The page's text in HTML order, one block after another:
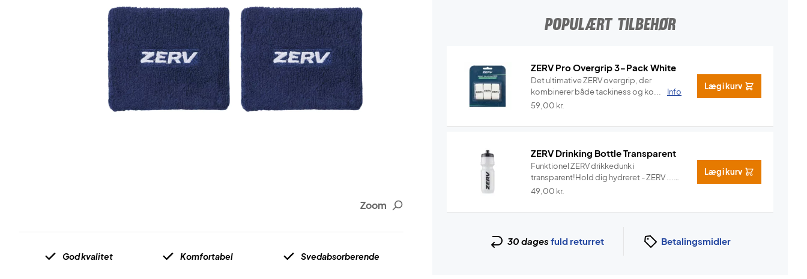
Zoom
God kvalitet Komfortabel Svedabsorberende
POPULÆRT TILBEHØR
ZERV Pro Overgrip 3-Pack White
Det ultimative ZERV overgrip, der
kombinerer både tackiness og ko...
Info
59,00 kr.
Læg i kurv
ZERV Drinking Bottle Transparent
Funktionel ZERV drikkedunk i
transparent!Hold dig hydreret - ZERV ...
Info
49,00 kr.
Læg i kurv
30 dages fuld returret Betalingsmidler